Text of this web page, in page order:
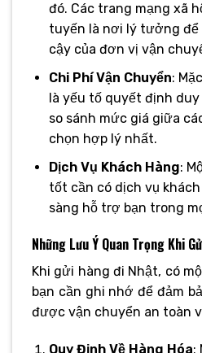
đó. Các trang mạng xã
tuyến là nơi lý tưởng để
cậy của đơn vị vận
Chi Phí Vận Chuyển:
là yếu tố quyết định
so sánh mức giá giữa
chọn hợp lý nhất.
Dịch Vụ Khách Hàng:
tốt cần có dịch vụ
sàng hỗ trợ bạn trong
Những Lưu Ý Quan Trọng Khi
Khi gửi hàng đi Nhật, có
bạn cần ghi nhớ để đảm
được vận chuyển an toàn
Quy Định Về Hàng Hóa: